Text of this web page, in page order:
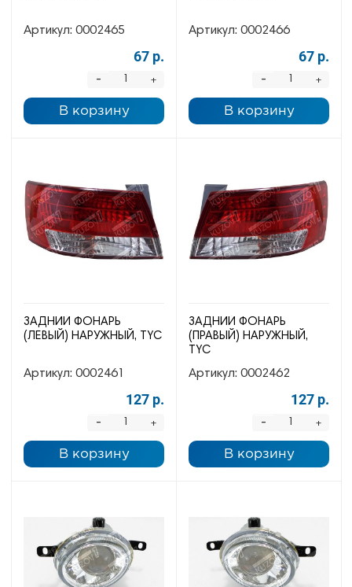
Артикул: 0002465
67 р.
+
-
В корзину
Артикул: 0002466
67 р.
+
-
В корзину
ЗАДНИЙ ФОНАРЬ
(ЛЕВЫЙ) НАРУЖНЫЙ, TYC
Артикул: 0002461
127 р.
+
-
В корзину
ЗАДНИЙ ФОНАРЬ
(ПРАВЫЙ) НАРУЖНЫЙ,
TYC
Артикул: 0002462
127 р.
+
-
В корзину